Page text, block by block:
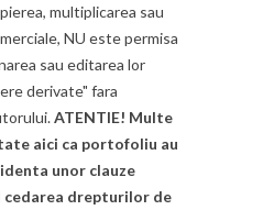
multiplicarea sau
NU este permisa
sau editarea lor
derivate" fara
ATENTIE! Multe
aici ca portofoliu au
unor clauze
drepturilor de